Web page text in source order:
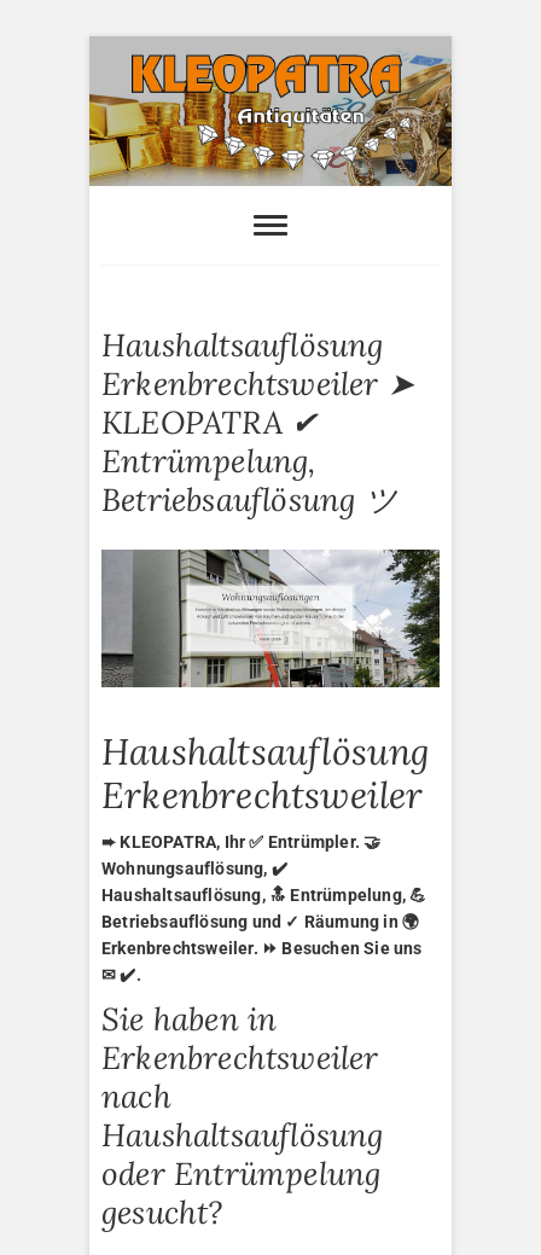
i
p
o
Kleopatra-
Antiquitäten
HAUSHALTSAUFLÖSUNGEN,
Haushaltsauflösung
Erkenbrechtsweiler ➤
KLEOPATRA ✔
Entrümpelung,
Betriebsauflösung ツ
Haushaltsauflösung
Erkenbrechtsweiler
➨ KLEOPATRA, Ihr ✅ Entrümpler. 🤝
Wohnungsauflösung, ✔️
Haushaltsauflösung, 🔝 Entrümpelung, 💪
Betriebsauflösung und ✓ Räumung in 🌍
Erkenbrechtsweiler. ⏩ Besuchen Sie uns
✉ ✔️.
Sie haben in
Erkenbrechtsweiler
nach
Haushaltsauflösung
oder Entrümpelung
gesucht?